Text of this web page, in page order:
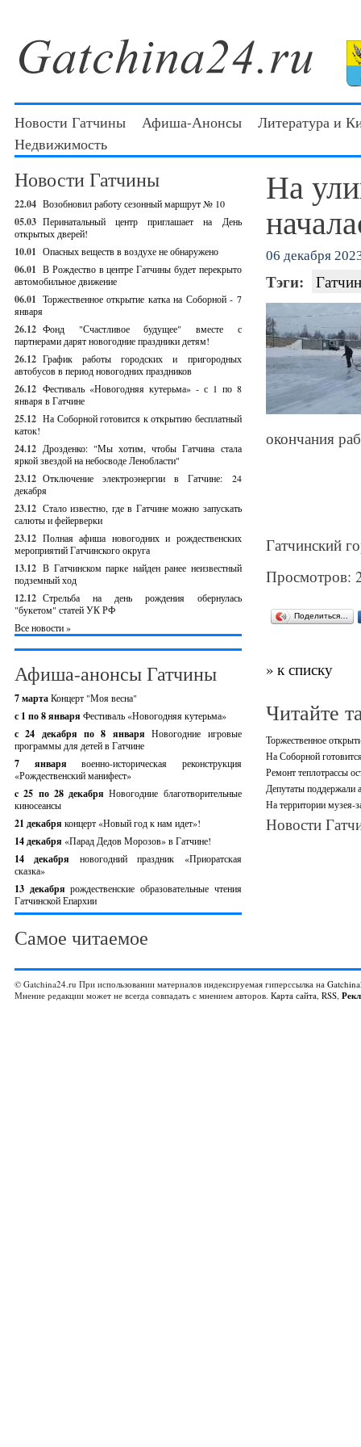
Новости Гатчины Афиша-Анонсы
Литература и
Недвижимость
Новости Гатчины
22.04 Возобновил работу сезонный маршрут № 10
05.03 Перинатальный центр приглашает на День
открытых дверей!
10.01 Опасных веществ в воздухе не обнаружено
06.01 В Рождество в центре Гатчины будет перекрыто
автомобильное движение
06.01 Торжественное открытие катка на Соборной - 7
января
26.12 Фонд "Счастливое будущее" вместе с
партнерами дарят новогодние праздники детям!
26.12 График работы городских и пригородных
автобусов в период новогодних праздников
26.12 Фестиваль «Новогодняя кутерьма» - с 1 по 8
января в Гатчине
25.12 На Соборной готовится к открытию бесплатный
каток!
24.12 Дрозденко: "Мы хотим, чтобы Гатчина стала
яркой звездой на небосводе Ленобласти"
23.12 Отключение электроэнергии в Гатчине: 24
декабря
23.12 Стало известно, где в Гатчине можно запускать
салюты и фейерверки
23.12 Полная афиша новогодних и рождественских
мероприятий Гатчинского округа
13.12 В Гатчинском парке найден ранее неизвестный
подземный ход
12.12 Стрельба на день рождения обернулась
"букетом" статей УК РФ
Все новости »
Афиша-анонсы Гатчины
7 мартаКонцерт "Моя весна"
с 1 по 8 января Фестиваль «Новогодняя кутерьма»
с 24 декабря по 8 январяНовогодние игровые
программы для детей в Гатчине
7 январявоенно-историческая реконструкция
«Рождественский манифест»
c 25 по 28 декабряНовогодние благотворительные
киносеансы
21 декабря концерт «Новый год к нам идет»!
14 декабря «Парад Дедов Морозов» в Гатчине!
14 декабря новогодний праздник «Приоратская
сказка»
13 декабрярождественские образовательные чтения
Гатчинской Епархии
Самое читаемое
На
06 декабря
Тэги:
окончания
Гатчинский
Просмотров:
Поделиться…
» к списку
Читайте
Торжественное
На Соборной
Ремонт теплотрассы
Депутаты поддержали
На территории музея-
Новости
© Gatchina24.ru При использовании материалов индексируемая гиперссылка на
Мнение редакции может не всегда совпадать с мнением авторов. Карта сайта, RSS,